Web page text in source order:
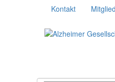
Kontakt